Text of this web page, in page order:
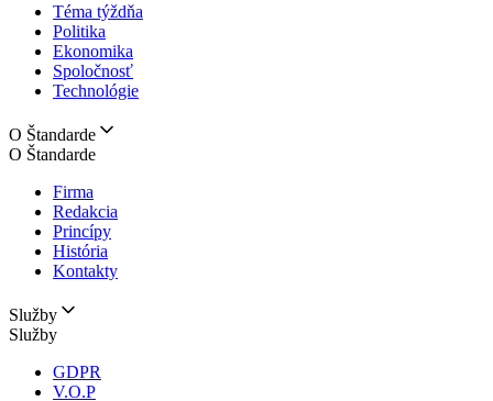
Téma týždňa
Politika
Ekonomika
Spoločnosť
Technológie
O Štandarde
O Štandarde
Firma
Redakcia
Princípy
História
Kontakty
Služby
Služby
GDPR
V.O.P